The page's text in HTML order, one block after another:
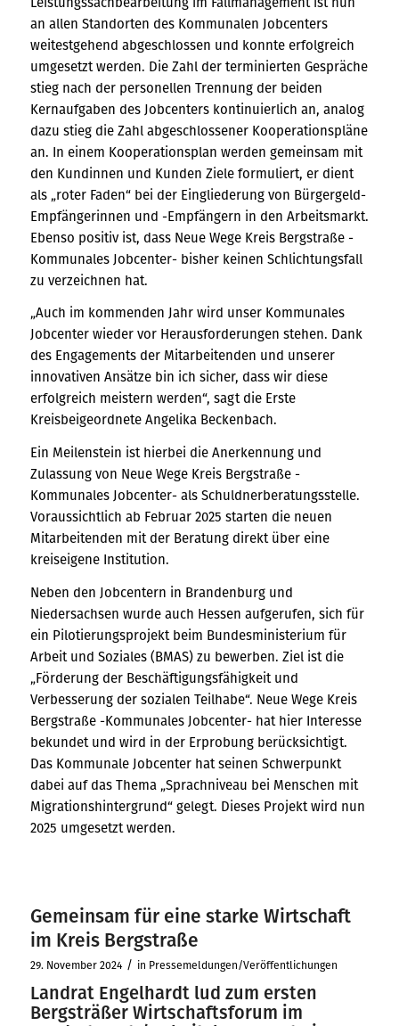
an allen Standorten des Kommunalen Jobcenters
weitestgehend abgeschlossen und konnte erfolgreich
umgesetzt werden. Die Zahl der terminierten Gespräche
stieg nach der personellen Trennung der beiden
Kernaufgaben des Jobcenters kontinuierlich an, analog
dazu stieg die Zahl abgeschlossener Kooperationspläne
an. In einem Kooperationsplan werden gemeinsam mit
den Kundinnen und Kunden Ziele formuliert, er dient
als „roter Faden“ bei der Eingliederung von Bürgergeld-
Empfängerinnen und -Empfängern in den Arbeitsmarkt.
Ebenso positiv ist, dass Neue Wege Kreis Bergstraße -
Kommunales Jobcenter- bisher keinen Schlichtungsfall
zu verzeichnen hat.
„Auch im kommenden Jahr wird unser Kommunales
Jobcenter wieder vor Herausforderungen stehen. Dank
des Engagements der Mitarbeitenden und unserer
innovativen Ansätze bin ich sicher, dass wir diese
erfolgreich meistern werden“, sagt die Erste
Kreisbeigeordnete Angelika Beckenbach.
Ein Meilenstein ist hierbei die Anerkennung und
Zulassung von Neue Wege Kreis Bergstraße -
Kommunales Jobcenter- als Schuldnerberatungsstelle.
Voraussichtlich ab Februar 2025 starten die neuen
Mitarbeitenden mit der Beratung direkt über eine
kreiseigene Institution.
Neben den Jobcentern in Brandenburg und
Niedersachsen wurde auch Hessen aufgerufen, sich für
ein Pilotierungsprojekt beim Bundesministerium für
Arbeit und Soziales (BMAS) zu bewerben. Ziel ist die
„Förderung der Beschäftigungsfähigkeit und
Verbesserung der sozialen Teilhabe“. Neue Wege Kreis
Bergstraße -Kommunales Jobcenter- hat hier Interesse
bekundet und wird in der Erprobung berücksichtigt.
Das Kommunale Jobcenter hat seinen Schwerpunkt
dabei auf das Thema „Sprachniveau bei Menschen mit
Migrationshintergrund“ gelegt. Dieses Projekt wird nun
2025 umgesetzt werden.
Gemeinsam für eine starke Wirtschaft
im Kreis Bergstraße
29. November 2024 / in Pressemeldungen/Veröffentlichungen
Landrat Engelhardt lud zum ersten
Bergsträßer Wirtschaftsforum im